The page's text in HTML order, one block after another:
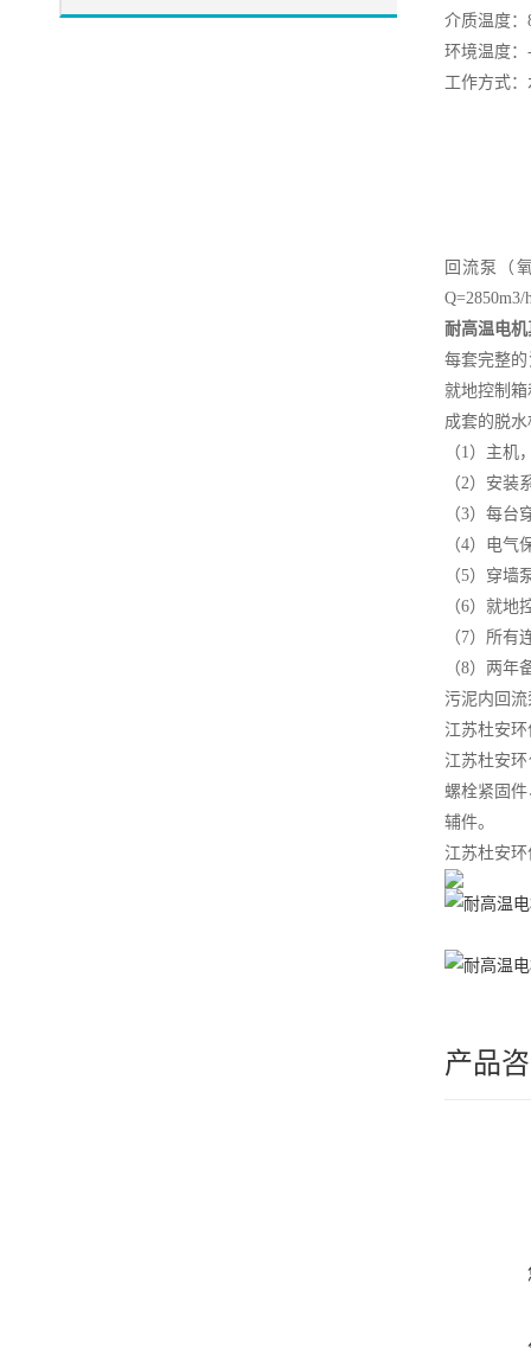
介质温度：
环境温度：
工作方式
回流泵 （
Q=2850m3/
耐高温电
每套完整
就地控制
成套的脱
（1）主机
（2）安装
（3）每台
（4）电气
（5）穿墙
（6）就地
（7）所有
（8）两年
污泥内回流
江苏杜安
江苏杜安
螺栓紧固
辅件。
江苏杜安环
产品